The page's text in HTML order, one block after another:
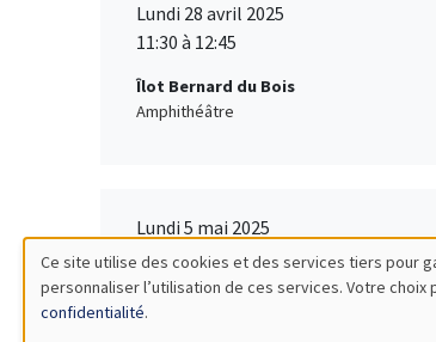
Lundi 28 avril 2025
11:30 à 12:45
Îlot Bernard du Bois
Amphithéâtre
Lundi 5 mai 2025
11:30 à 12:45
Îlot Bernard du Bois
Amphithéâtre
Utilisation
Ce site utilise des cookies et des services tiers pour
personnaliser l’utilisation de ces services. Votre
confidentialité.